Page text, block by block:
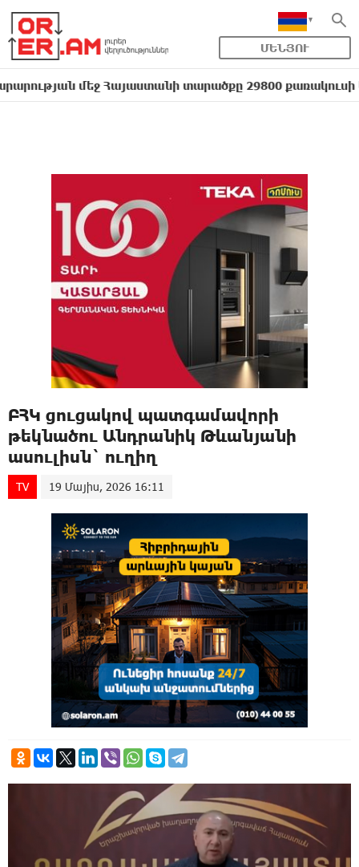
ՄԵՆՅՈՒ
մեջ Հայաստանի տարածքը 29800 քառակուսի
ԲՀԿ ցուցակով պատգամավորի
թեկնածու Անդրանիկ Թևանյանի
ասուլիսն` ուղիղ
TV 19 Մայիս, 2026 16:11